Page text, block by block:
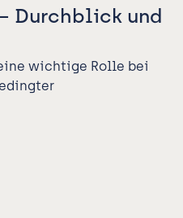
Durchblick und
wichtige Rolle bei